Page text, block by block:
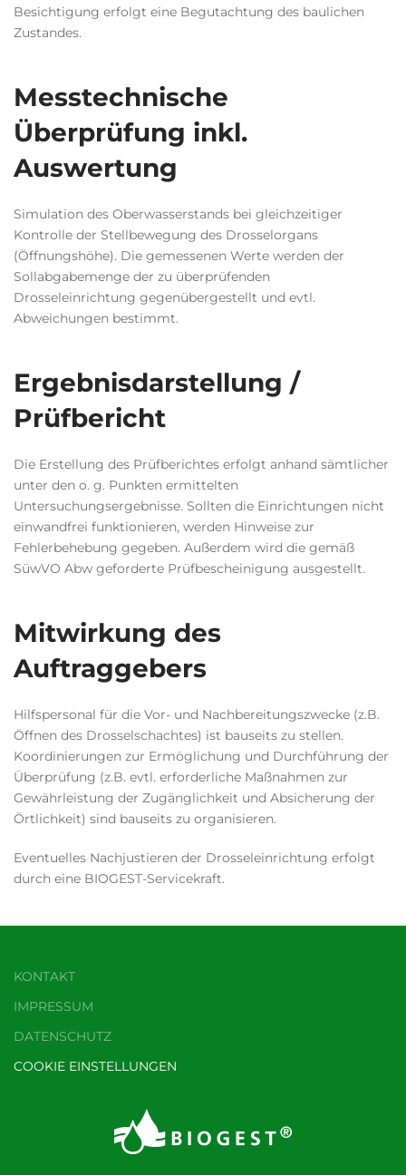
Besichtigung erfolgt eine Begutachtung des baulichen
Zustandes.
Messtechnische
Überprüfung inkl.
Auswertung
Simulation des Oberwasserstands bei gleichzeitiger
Kontrolle der Stellbewegung des Drosselorgans
(Öffnungshöhe). Die gemessenen Werte werden der
Sollabgabemenge der zu überprüfenden
Drosseleinrichtung gegenübergestellt und evtl.
Abweichungen bestimmt.
Ergebnisdarstellung /
Prüfbericht
Die Erstellung des Prüfberichtes erfolgt anhand sämtlicher
unter den o. g. Punkten ermittelten
Untersuchungsergebnisse. Sollten die Einrichtungen nicht
einwandfrei funktionieren, werden Hinweise zur
Fehlerbehebung gegeben. Außerdem wird die gemäß
SüwVO Abw geforderte Prüfbescheinigung ausgestellt.
Mitwirkung des
Auftraggebers
Hilfspersonal für die Vor- und Nachbereitungszwecke (z.B.
Öffnen des Drosselschachtes) ist bauseits zu stellen.
Koordinierungen zur Ermöglichung und Durchführung der
Überprüfung (z.B. evtl. erforderliche Maßnahmen zur
Gewährleistung der Zugänglichkeit und Absicherung der
Örtlichkeit) sind bauseits zu organisieren.
Eventuelles Nachjustieren der Drosseleinrichtung erfolgt
durch eine BIOGEST-Servicekraft.
KONTAKT
IMPRESSUM
DATENSCHUTZ
COOKIE EINSTELLUNGEN